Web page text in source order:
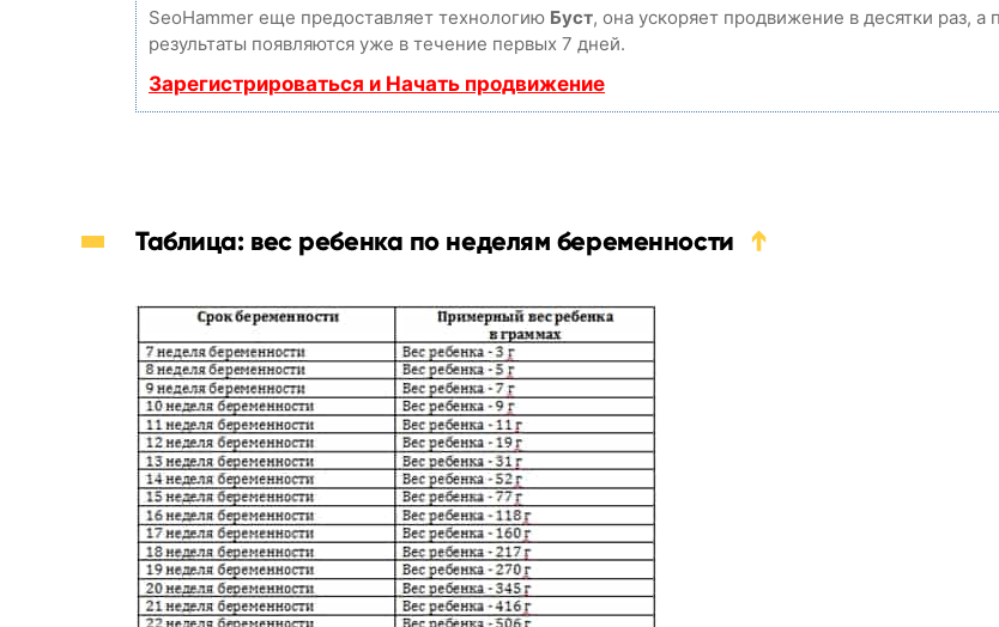
SeoHammer еще предоставляет технологию Буст, она ускоряет продвижение в десятки раз, а
результаты появляются уже в течение первых 7 дней.
Зарегистрироваться и Начать продвижение
Таблица: вес ребенка по неделям беременности ➔